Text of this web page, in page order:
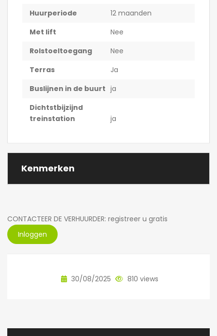
Huurperiode
12 maanden
Met lift
Nee
Rolstoeltoegang
Nee
Terras
Ja
Buslijnen in de buurt ja
Dichtstbijzijnd
treinstation
ja
Kenmerken
CONTACTEER DE VERHUURDER: registreer u gratis
Inloggen
30/08/2025 810 views